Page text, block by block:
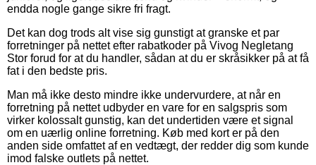
endda nogle gange sikre fri fragt.
Det kan dog trods alt vise sig gunstigt at granske et par
forretninger på nettet efter rabatkoder på Vivog Negletang
Stor forud for at du handler, sådan at du er skråsikker på at få
fat i den bedste pris.
Man må ikke desto mindre ikke undervurdere, at når en
forretning på nettet udbyder en vare for en salgspris som
virker kolossalt gunstig, kan det undertiden være et signal
om en uærlig online forretning. Køb med kort er på den
anden side omfattet af en vedtægt, der redder dig som kunde
imod falske outlets på nettet.